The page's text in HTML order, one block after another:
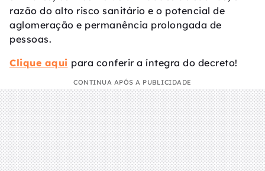
razão do alto risco sanitário e o potencial de
aglomeração e permanência prolongada de
pessoas.
Clique aqui para conferir a íntegra do decreto!
CONTINUA APÓS A PUBLICIDADE